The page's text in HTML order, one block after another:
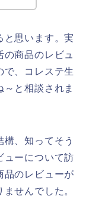
と思います。実
商品のレビュ
で、コレステ生
と相談されま
、知ってそう
ューについて訪
品のレビューが
せんでした。